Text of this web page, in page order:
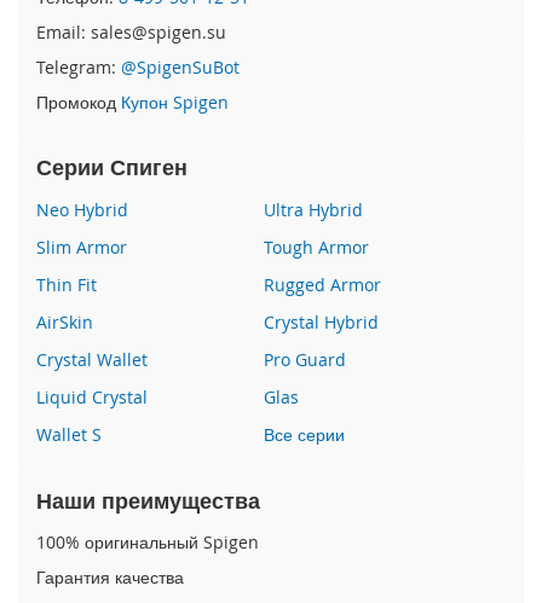
r
i
P
h
e
7
P
h
o
n
1
6
P
o
a
Email: sales@spigen.su
Telegram: @SpigenSuBot
Промокод Купон Spigen
Серии Спиген
Neo Hybrid
Ultra Hybrid
Slim Armor
Tough Armor
Thin Fit
Rugged Armor
AirSkin
Crystal Hybrid
Crystal Wallet
Pro Guard
Liquid Crystal
Glas
Wallet S
Все серии
Наши преимущества
100% оригинальный Spigen
Гарантия качества